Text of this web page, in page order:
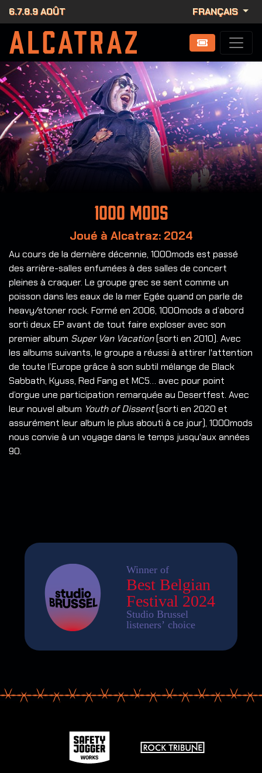
6.7.8.9 AOÛT FRANÇAIS
1000 Mods
Joué à Alcatraz: 2024
Au cours de la dernière décennie, 1000mods est passé
des arrière-salles enfumées à des salles de concert
pleines à craquer. Le groupe grec se sent comme un
poisson dans les eaux de la mer Egée quand on parle de
heavy/stoner rock. Formé en 2006, 1000mods a d’abord
sorti deux EP avant de tout faire exploser avec son
premier album Super Van Vacation(sorti en 2010). Avec
les albums suivants, le groupe a réussi à attirer l'attention
de toute l’Europe grâce à son subtil mélange de Black
Sabbath, Kyuss, Red Fang et MC5… avec pour point
d’orgue une participation remarquée au Desertfest. Avec
leur nouvel album Youth of Dissent(sorti en 2020 et
assurément leur album le plus abouti à ce jour), 1000mods
nous convie à un voyage dans le temps jusqu'aux années
90.